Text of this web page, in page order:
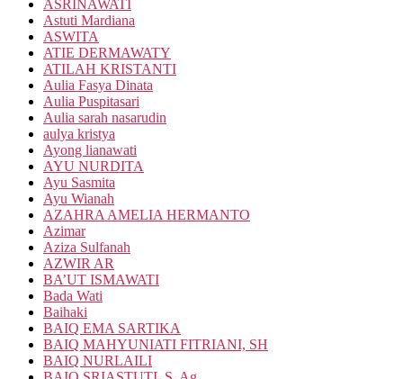
ASRINAWATI
Astuti Mardiana
ASWITA
ATIE DERMAWATY
ATILAH KRISTANTI
Aulia Fasya Dinata
Aulia Puspitasari
Aulia sarah nasarudin
aulya kristya
Ayong lianawati
AYU NURDITA
Ayu Sasmita
Ayu Wianah
AZAHRA AMELIA HERMANTO
Azimar
Aziza Sulfanah
AZWIR AR
BA’UT ISMAWATI
Bada Wati
Baihaki
BAIQ EMA SARTIKA
BAIQ MAHYUNIATI FITRIANI, SH
BAIQ NURLAILI